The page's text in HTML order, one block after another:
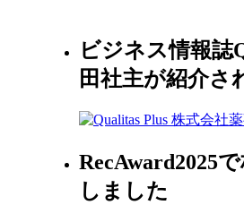
ビジネス情報誌
田社主が紹介さ
RecAward2025
しました